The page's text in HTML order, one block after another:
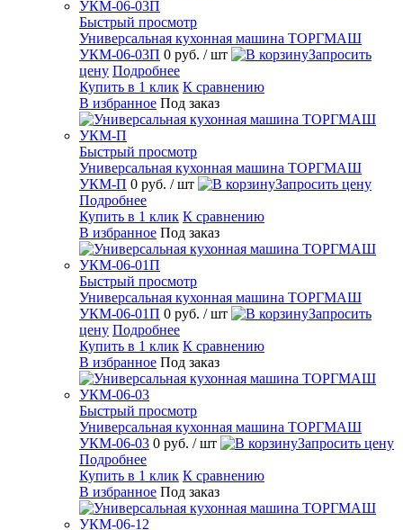
Быстрый просмотр
Универсальная кухонная машина ТОРГМАШ
УКМ-06-03П 0 руб. / шт
Запросить
цену Подробнее
Купить в 1 клик К сравнению
В избранное Под заказ
Быстрый просмотр
Универсальная кухонная машина ТОРГМАШ
УКМ-П 0 руб. / шт
Запросить цену
Подробнее
Купить в 1 клик К сравнению
В избранное Под заказ
Быстрый просмотр
Универсальная кухонная машина ТОРГМАШ
УКМ-06-01П 0 руб. / шт
Запросить
цену Подробнее
Купить в 1 клик К сравнению
В избранное Под заказ
Быстрый просмотр
Универсальная кухонная машина ТОРГМАШ
УКМ-06-03 0 руб. / шт
Запросить цену
Подробнее
Купить в 1 клик К сравнению
В избранное Под заказ